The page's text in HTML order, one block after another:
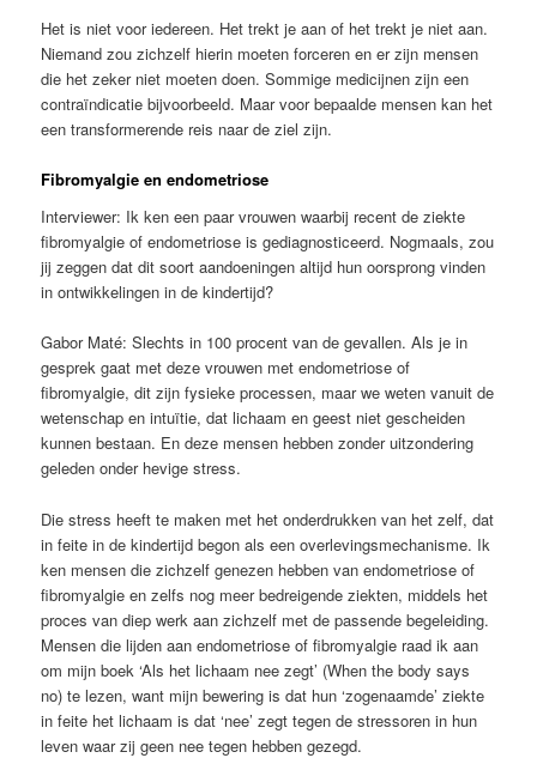
Het is niet voor iedereen. Het trekt je aan of het trekt je niet aan.
Niemand zou zichzelf hierin moeten forceren en er zijn mensen
die het zeker niet moeten doen. Sommige medicijnen zijn een
contraïndicatie bijvoorbeeld. Maar voor bepaalde mensen kan het
een transformerende reis naar de ziel zijn.
Fibromyalgie en endometriose
Interviewer: Ik ken een paar vrouwen waarbij recent de ziekte
fibromyalgie of endometriose is gediagnosticeerd. Nogmaals, zou
jij zeggen dat dit soort aandoeningen altijd hun oorsprong vinden
in ontwikkelingen in de kindertijd?
Gabor Maté: Slechts in 100 procent van de gevallen. Als je in
gesprek gaat met deze vrouwen met endometriose of
fibromyalgie, dit zijn fysieke processen, maar we weten vanuit de
wetenschap en intuïtie, dat lichaam en geest niet gescheiden
kunnen bestaan. En deze mensen hebben zonder uitzondering
geleden onder hevige stress.
Die stress heeft te maken met het onderdrukken van het zelf, dat
in feite in de kindertijd begon als een overlevingsmechanisme. Ik
ken mensen die zichzelf genezen hebben van endometriose of
fibromyalgie en zelfs nog meer bedreigende ziekten, middels het
proces van diep werk aan zichzelf met de passende begeleiding.
Mensen die lijden aan endometriose of fibromyalgie raad ik aan
om mijn boek ‘Als het lichaam nee zegt’ (When the body says
no) te lezen, want mijn bewering is dat hun ‘zogenaamde’ ziekte
in feite het lichaam is dat ‘nee’ zegt tegen de stressoren in hun
leven waar zij geen nee tegen hebben gezegd.